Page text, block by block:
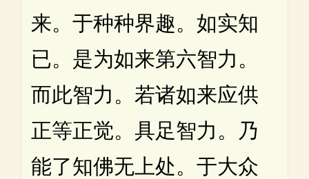
来。于种种界趣。如实知
已。是为如来第六智力。
而此智力。若诸如来应供
正等正觉。具足智力。乃
能了知佛无上处。于大众